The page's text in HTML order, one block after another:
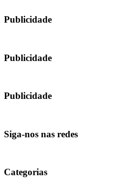
Publicidade
Publicidade
Publicidade
Siga-nos nas redes
Categorias